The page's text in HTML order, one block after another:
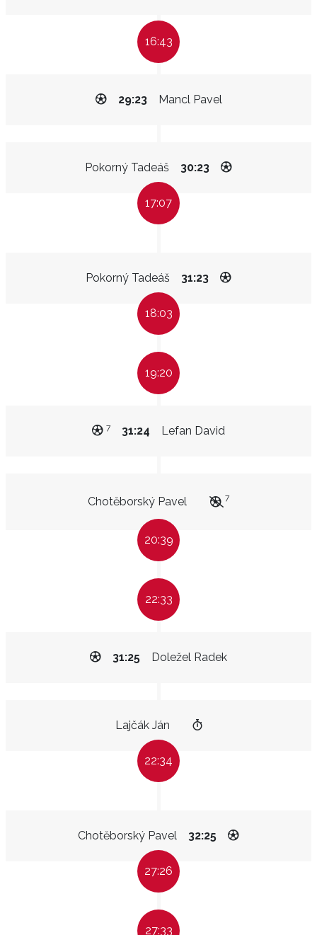
16:43
Mancl Pavel
29:23
Pokorný Tadeáš 30:23
17:07
Pokorný Tadeáš 31:23
18:03
19:20
Lefan David
31:24
7
Chotěborský Pavel 7
20:39
22:33
Doležel Radek
31:25
Lajčák Ján
22:34
Chotěborský Pavel 32:25
27:26
27:33